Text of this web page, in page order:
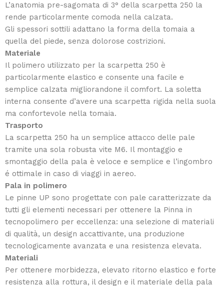
L’anatomia pre-sagomata di 3° della scarpetta 250 la
rende particolarmente comoda nella calzata.
Gli spessori sottili adattano la forma della tomaia a
quella del piede, senza dolorose costrizioni.
Materiale
Il polimero utilizzato per la scarpetta 250 è
particolarmente elastico e consente una facile e
semplice calzata migliorandone il comfort. La soletta
interna consente d’avere una scarpetta rigida nella suola
ma confortevole nella tomaia.
Trasporto
La scarpetta 250 ha un semplice attacco delle pale
tramite una sola robusta vite M6. Il montaggio e
smontaggio della pala è veloce e semplice e l’ingombro
é ottimale in caso di viaggi in aereo.
Pala in polimero
Le pinne UP sono progettate con pale caratterizzate da
tutti gli elementi necessari per ottenere la Pinna in
tecnopolimero per eccellenza: una selezione di materiali
di qualità, un design accattivante, una produzione
tecnologicamente avanzata e una resistenza elevata.
Materiali
Per ottenere morbidezza, elevato ritorno elastico e forte
resistenza alla rottura, il design e il materiale della pala